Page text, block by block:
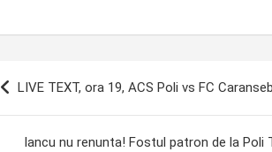
LIVE TEXT, ora 19, ACS Poli vs FC
Iancu nu renunta! Fostul patron de la Poli